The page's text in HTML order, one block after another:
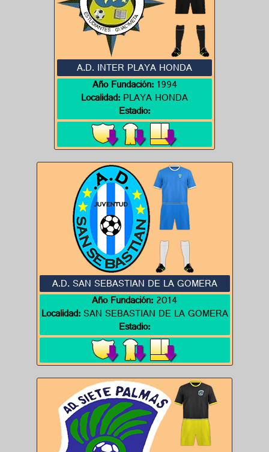
A.D. INTER PLAYA HONDA
Año Fundación:1994
Localidad:PLAYA HONDA
Estadio:
A.D. SAN SEBASTIAN DE LA GOMERA
Año Fundación:2014
Localidad:SAN SEBASTIAN DE LA GOMERA
Estadio: